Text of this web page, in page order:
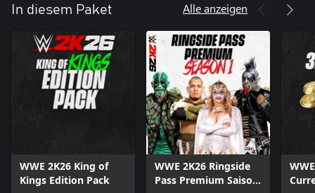
In diesem Paket Alle anzeigen
WWE 2K26 King of
Kings Edition Pack
WWE 2K26 Ringside
Pass Premium Saison